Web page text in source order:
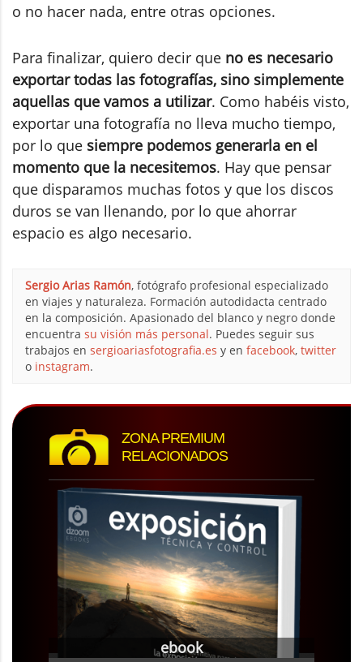
o no hacer nada, entre otras opciones.
Para finalizar, quiero decir que no es necesario
exportar todas las fotografías, sino simplemente
aquellas que vamos a utilizar. Como habéis visto,
exportar una fotografía no lleva mucho tiempo,
por lo que siempre podemos generarla en el
momento que la necesitemos. Hay que pensar
que disparamos muchas fotos y que los discos
duros se van llenando, por lo que ahorrar
espacio es algo necesario.
Sergio Arias Ramón, fotógrafo profesional especializado
en viajes y naturaleza. Formación autodidacta centrado
en la composición. Apasionado del blanco y negro donde
encuentra su visión más personal. Puedes seguir sus
trabajos en sergioariasfotografia.es y en facebook, twitter
o instagram.
ZONA PREMIUM
RELACIONADOS
ebook